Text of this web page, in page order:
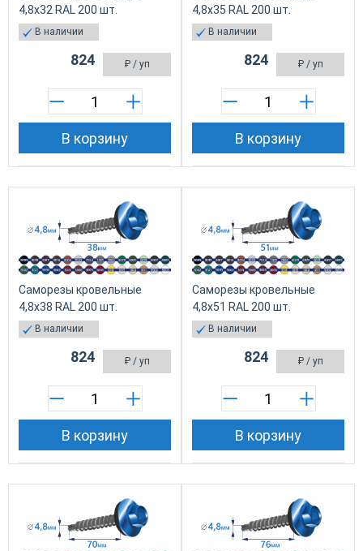
4,8х32 RAL 200 шт.
В наличии
₽ / уп
824
В корзину
4,8х35 RAL 200 шт.
В наличии
₽ / уп
824
В корзину
Саморезы кровельные
4,8х38 RAL 200 шт.
В наличии
₽ / уп
824
В корзину
Саморезы кровельные
4,8х51 RAL 200 шт.
В наличии
₽ / уп
824
В корзину